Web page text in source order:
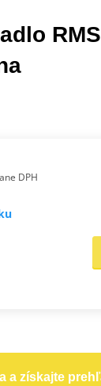
DPH
a získajte